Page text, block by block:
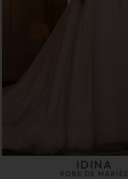
IDINA
ROBE DE MARIÉE